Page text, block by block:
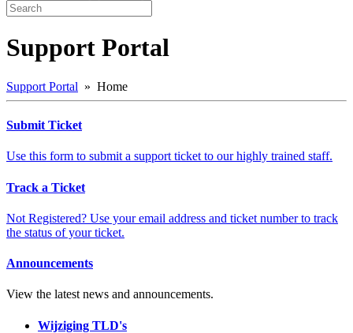
Support Portal
Support Portal » Home
Submit Ticket
Use this form to submit a support ticket to our highly trained staff.
Track a Ticket
Not Registered? Use your email address and ticket number to track
the status of your ticket.
Announcements
View the latest news and announcements.
Wijziging TLD's